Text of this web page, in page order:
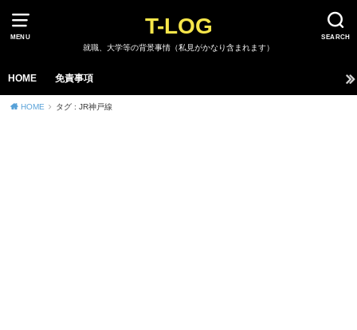
MENU SEARCH
T-LOG
就職、大学等の背景事情（私見がかなり含まれます）
HOME 免責事項
HOME タグ : JR神戸線